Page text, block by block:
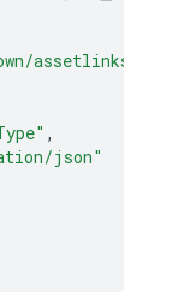
,
json"